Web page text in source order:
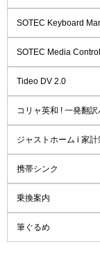
SOTEC Keyboard
SOTEC Media
Tideo DV 2.0
コリャ英和 ! 一発翻
ジャストホーム i 家計
携帯シンク
乗換案内
筆ぐるめ